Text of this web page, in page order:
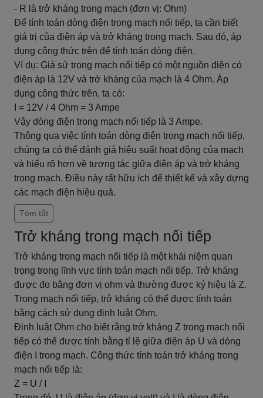
- R là trở kháng trong mạch (đơn vị: Ohm)
Để tính toán dòng điện trong mạch nối tiếp, ta cần biết
giá trị của điện áp và trở kháng trong mạch. Sau đó, áp
dụng công thức trên để tính toán dòng điện.
Ví dụ: Giả sử trong mạch nối tiếp có một nguồn điện có
điện áp là 12V và trở kháng của mạch là 4 Ohm. Áp
dụng công thức trên, ta có:
I = 12V / 4 Ohm = 3 Ampe
Vậy dòng điện trong mạch nối tiếp là 3 Ampe.
Thông qua việc tính toán dòng điện trong mạch nối tiếp,
chúng ta có thể đánh giá hiệu suất hoạt động của mạch
và hiểu rõ hơn về tương tác giữa điện áp và trở kháng
trong mạch. Điều này rất hữu ích để thiết kế và xây dựng
các mạch điện hiệu quả.
Tóm tắt
Trở kháng trong mạch nối tiếp
Trở kháng trong mạch nối tiếp là một khái niệm quan
trọng trong lĩnh vực tính toán mạch nối tiếp. Trở kháng
được đo bằng đơn vị ohm và thường được ký hiệu là Z.
Trong mạch nối tiếp, trở kháng có thể được tính toán
bằng cách sử dụng định luật Ohm.
Định luật Ohm cho biết rằng trở kháng Z trong mạch nối
tiếp có thể được tính bằng tỉ lệ giữa điện áp U và dòng
điện I trong mạch. Công thức tính toán trở kháng trong
mạch nối tiếp là:
Z = U / I